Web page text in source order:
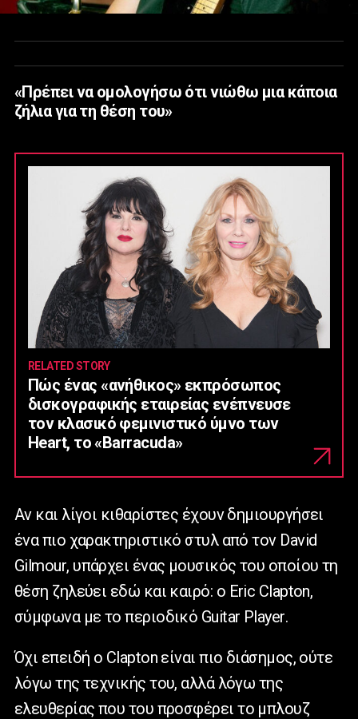
«Πρέπει να ομολογήσω ότι νιώθω μια κάποια
ζήλια για τη θέση του»
RELATED STORY
Πώς ένας «ανήθικος» εκπρόσωπος
δισκογραφικής εταιρείας ενέπνευσε
τον κλασικό φεμινιστικό ύμνο των
Heart, το «Barracuda»
Αν και λίγοι κιθαρίστες έχουν δημιουργήσει
ένα πιο χαρακτηριστικό στυλ από τον David
Gilmour, υπάρχει ένας μουσικός του οποίου τη
θέση ζηλεύει εδώ και καιρό: ο Eric Clapton,
σύμφωνα με το περιοδικό Guitar Player.
Όχι επειδή ο Clapton είναι πιο διάσημος, ούτε
λόγω της τεχνικής του, αλλά λόγω της
ελευθερίας που του προσφέρει το μπλουζ